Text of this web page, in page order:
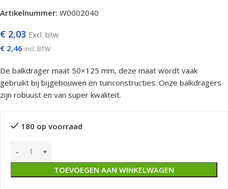
Artikelnummer: W0002040
€ 2,03 Excl. btw
€ 2,46 incl. BTW
De balkdrager maat 50×125 mm, deze maat wordt vaak
gebruikt bij bijgebouwen en tuinconstructies. Onze balkdragers
zijn robuust en van super kwaliteit.
180 op voorraad
TOEVOEGEN AAN WINKELWAGEN